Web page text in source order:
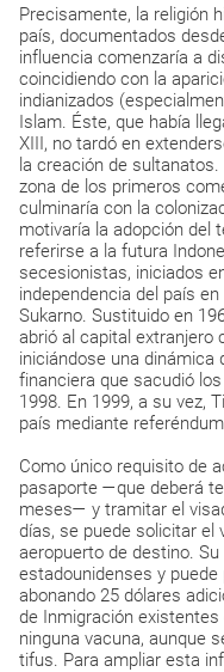
Precisamente, la religión
país, documentados
influencia comenzaría a
coincidiendo con la
indianizados
Islam. Éste, que había
XIII, no tardó en
la creación de
zona de los primeros
culminaría con la
motivaría la adopción del
referirse a la futura
secesionistas, iniciados
independencia del país
Sukarno. Sustituido en
abrió al capital extranjero
iniciándose una
financiera que sacudió
1998. En 1999, a su vez,
país mediante
Como único requisito de
pasaporte —que deberá
meses— y tramitar el
días, se puede solicitar el
aeropuerto de destino.
estadounidenses y
abonando 25 dólares
de Inmigración
ninguna vacuna, aunque
tifus. Para ampliar esta